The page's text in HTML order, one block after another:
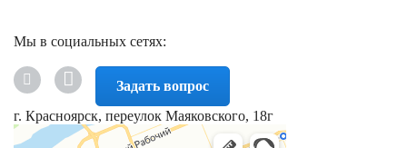
Мы в социальных сетях:
Задать вопрос
г. Красноярск, переулок Маяковского, 18г